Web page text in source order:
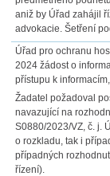
aniž by Úřad zahájil
advokacie. Šetření
Úřad pro ochranu
2024 žádost o
přístupu k
Žadatel požadoval
navazující na
S0880/2023/VZ, č. j.
o rozkladu, tak i
případných
řízení).